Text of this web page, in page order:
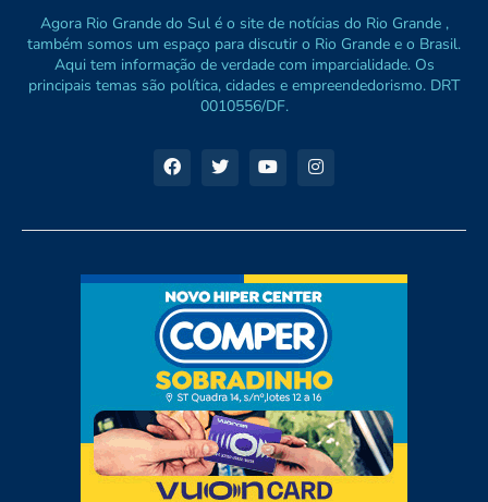
Agora Rio Grande do Sul é o site de notícias do Rio Grande ,
também somos um espaço para discutir o Rio Grande e o Brasil.
Aqui tem informação de verdade com imparcialidade. Os
principais temas são política, cidades e empreendedorismo. DRT
0010556/DF.